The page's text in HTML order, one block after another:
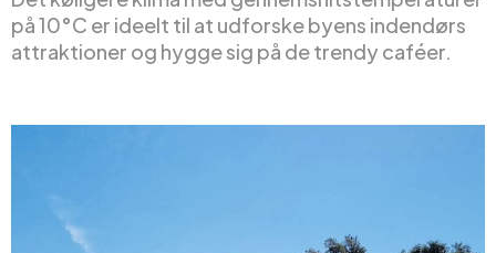
på 10°C er ideelt til at udforske byens indendørs
attraktioner og hygge sig på de trendy caféer.